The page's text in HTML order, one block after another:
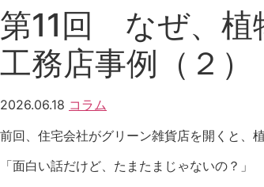
第11回 なぜ、植
工務店事例（２）
2026.06.18 コラム
前回、住宅会社がグリーン雑貨店を開くと、
「面白い話だけど、たまたまじゃないの？」